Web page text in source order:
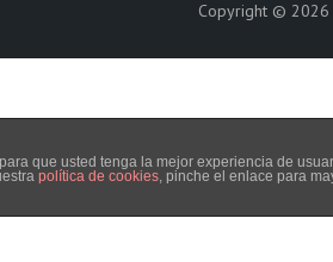
Copyright © 2026
que usted tenga la mejor experiencia de
política de cookies, pinche el enlace para